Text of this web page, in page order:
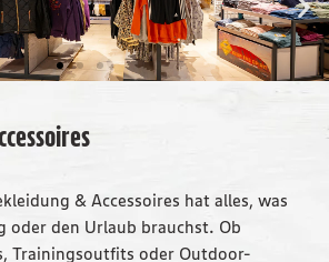
& Accessoires hat alles, was
oder den Urlaub brauchst. Ob
Trainingsoutfits oder Outdoor-